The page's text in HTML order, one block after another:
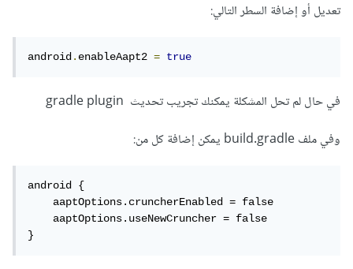
تعديل أو إضافة السطر التالي:
android.enableAapt2 = true
في حال لم تحل المشكلة يمكنك تجريب تحديث gradle plugin
وفي ملف build.gradle يمكن إضافة كل من:
android {
    aaptOptions.cruncherEnabled = false
    aaptOptions.useNewCruncher = false
}